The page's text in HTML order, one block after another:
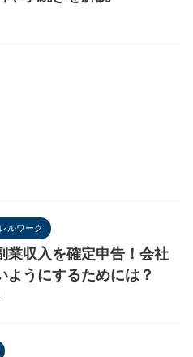
ルワーク
業収入を確定申告！会社
ようにするためには？